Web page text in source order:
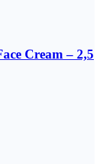
Cream – 2,5